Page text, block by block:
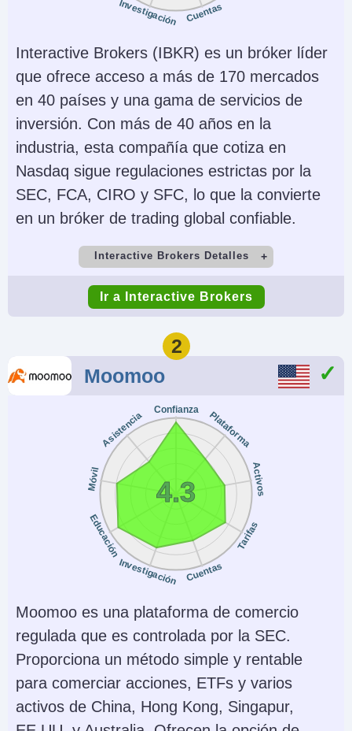
Cuentas
Investigación
Interactive Brokers (IBKR) es un bróker líder
que ofrece acceso a más de 170 mercados
en 40 países y una gama de servicios de
inversión. Con más de 40 años en la
industria, esta compañía que cotiza en
Nasdaq sigue regulaciones estrictas por la
SEC, FCA, CIRO y SFC, lo que la convierte
en un bróker de trading global confiable.
Interactive Brokers Detalles
Cuenta Demo
Yes
Depósito Mínimo
$0
1:50 (major forex
pairs), 1:2-1:4
Copy Trading
No
Regulador
SEC, FINRA, CFTC,
NFA, CIRO, FCA, CBI,
ASIC, SFC, SEBI,
JFSA, MAS
Instrumentos
Futures, Forex, Funds,
Bonds, ETFs, Mutual
Funds,
Cryptocurrencies
(TWS), IBKR Desktop,
GlobalTrader, Mobile,
Client Portal,
AlgoTrader,
OmniTrader,
Ir a Interactive Brokers
2
Moomoo
Confianza Plataforma
Activos
Tarifas
Cuentas
Investigación
Educación
Móvil
Asistencia
4.3
Moomoo es una plataforma de comercio
regulada que es controlada por la SEC.
Proporciona un método simple y rentable
para comerciar acciones, ETFs y varios
activos de China, Hong Kong, Singapur,